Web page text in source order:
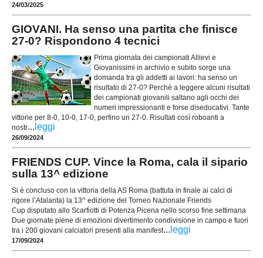
24/03/2025
GIOVANI. Ha senso una partita che finisce
27-0? Rispondono 4 tecnici
Prima giornata dei campionati Allievi e
Giovanissimi in archivio e subito sorge una
domanda tra gli addetti ai lavori: ha senso un
risultato di 27-0? Perchè a leggere alcuni risultati
dei campionati giovanili saltano agli occhi dei
numeri impressionanti e forse diseducativi. Tante
vittorie per 8-0, 10-0, 17-0, perfino un 27-0. Risultati così roboanti a
nostr... leggi
26/09/2024
FRIENDS CUP. Vince la Roma, cala il sipario
sulla 13^ edizione
Si è concluso con la vittoria della AS Roma (battuta in finale ai calci di
rigore l’Atalanta) la 13^ edizione del Torneo Nazionale Friends
Cup disputato allo Scarfiotti di Potenza Picena nello scorso fine settimana
Due giornate piene di emozioni divertimento condivisione in campo e fuori
tra i 200 giovani calciatori presenti alla manifest... leggi
17/09/2024